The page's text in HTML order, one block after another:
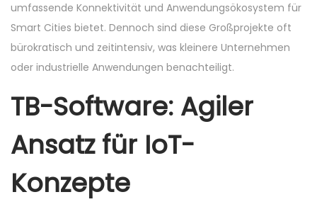
umfassende Konnektivität und Anwendungsökosystem für
Smart Cities bietet. Dennoch sind diese Großprojekte oft
bürokratisch und zeitintensiv, was kleinere Unternehmen
oder industrielle Anwendungen benachteiligt.
TB-Software: Agiler
Ansatz für IoT-
Konzepte